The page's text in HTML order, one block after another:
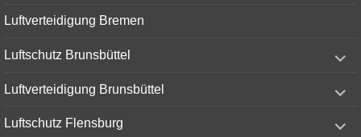
Luftverteidigung Bremen
Luftschutz Brunsbüttel
child
Luftverteidigung Brunsbüttel
child
Luftschutz Flensburg
child